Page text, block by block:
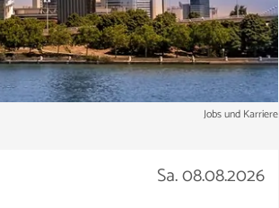
Jobs und Karriere
Sa. 08.08.2026